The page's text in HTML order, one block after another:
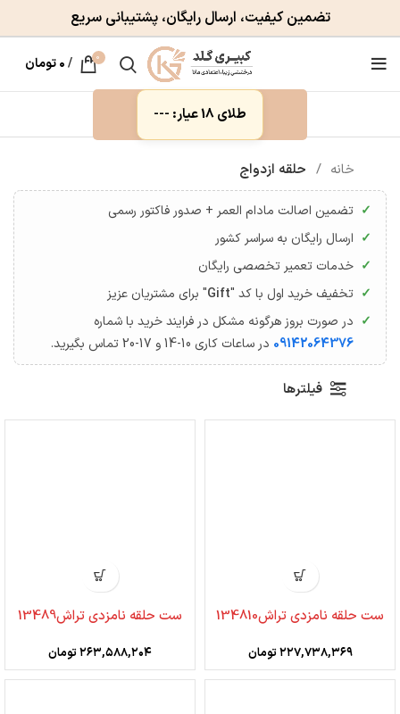
تضمین کیفیت، ارسال رایگان، پشتیبانی سریع
0
/۰تومان
طلای 18 عیار: ---
خانه حلقه ازدواج
تضمین اصالت مادام العمر + صدور فاکتور رسمی
ارسال رایگان به سراسر کشور
خدمات تعمیر تخصصی رایگان
تخفیف خرید اول با کد "Gift" برای مشتریان عزیز
در صورت بروز هرگونه مشکل در فرایند خرید با شماره
09142064376 در ساعات کاری 10-14 و 17-20 تماس بگیرید.
فیلترها
ست حلقه نامزدی تراش134810
۲۲۷,۷۳۸,۳۶۹تومان
ست حلقه نامزدی تراش13489
۲۶۳,۵۸۸,۲۰۴تومان